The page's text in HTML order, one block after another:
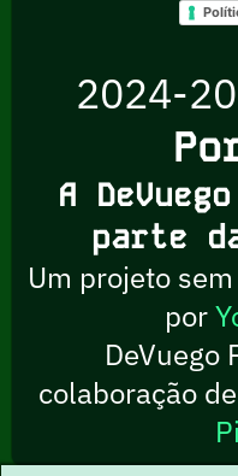
2024-
A
parte
Um projeto
por
DeVuego
colaboração de